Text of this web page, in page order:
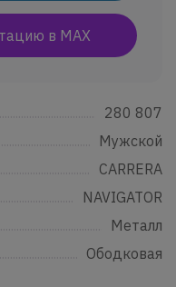
в MAX
280 807
Мужской
CARRERA
NAVIGATOR
Металл
Ободковая